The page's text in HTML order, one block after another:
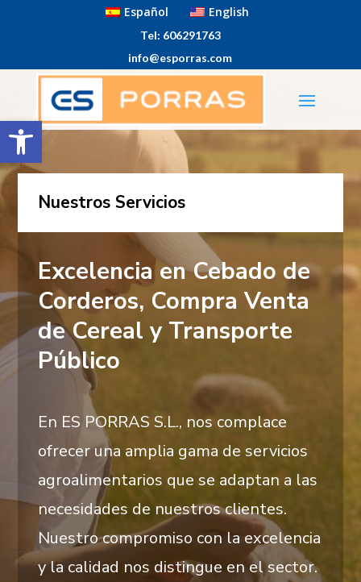
Abrir barra de herramientas
Español English
Tel: 606291763
info@esporras.com
Nuestros Servicios
Excelencia en Cebado de
Corderos, Compra Venta
de Cereal y Transporte
Público
En ES PORRAS S.L., nos complace
ofrecer una amplia gama de servicios
agroalimentarios que se adaptan a las
necesidades de nuestros clientes.
Nuestro compromiso con la excelencia
y la calidad nos distingue en el sector.